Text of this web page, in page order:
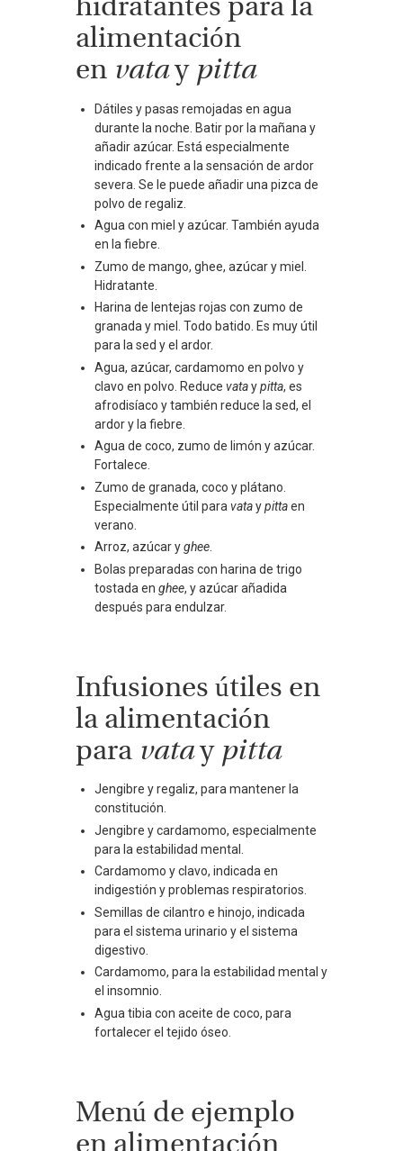
hidratantes para la
alimentación
en vatay pitta
Dátiles y pasas remojadas en agua
durante la noche. Batir por la mañana y
añadir azúcar. Está especialmente
indicado frente a la sensación de ardor
severa. Se le puede añadir una pizca de
polvo de regaliz.
Agua con miel y azúcar. También ayuda
en la fiebre.
Zumo de mango, ghee, azúcar y miel.
Hidratante.
Harina de lentejas rojas con zumo de
granada y miel. Todo batido. Es muy útil
para la sed y el ardor.
Agua, azúcar, cardamomo en polvo y
clavo en polvo. Reduce vataypitta, es
afrodisíaco y también reduce la sed, el
ardor y la fiebre.
Agua de coco, zumo de limón y azúcar.
Fortalece.
Zumo de granada, coco y plátano.
Especialmente útil para vataypittaen
verano.
Arroz, azúcar yghee
Bolas preparadas con harina de trigo
tostada en ghee, y azúcar añadida
después para endulzar.
Infusiones útiles en
la alimentación
para vataypitta
Jengibre y regaliz, para mantener la
constitución.
Jengibre y cardamomo, especialmente
para la estabilidad mental.
Cardamomo y clavo, indicada en
indigestión y problemas respiratorios.
Semillas de cilantro e hinojo, indicada
para el sistema urinario y el sistema
digestivo.
Cardamomo, para la estabilidad mental y
el insomnio.
Agua tibia con aceite de coco, para
fortalecer el tejido óseo.
Menú de ejemplo